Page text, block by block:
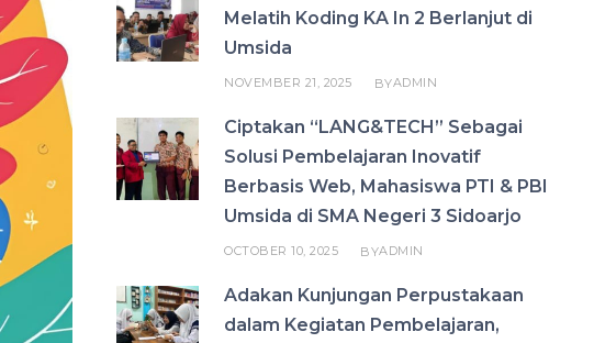
Melatih Koding KA In 2 Berlanjut di
Umsida
NOVEMBER 21, 2025 BYADMIN
Ciptakan “LANG&TECH” Sebagai
Solusi Pembelajaran Inovatif
Berbasis Web, Mahasiswa PTI & PBI
Umsida di SMA Negeri 3 Sidoarjo
OCTOBER 10, 2025 BYADMIN
Adakan Kunjungan Perpustakaan
dalam Kegiatan Pembelajaran,